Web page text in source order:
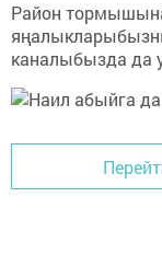
Район
каналыбызда да